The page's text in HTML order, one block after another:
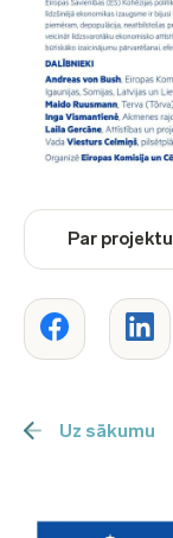
Par projektu
Uz sākumu